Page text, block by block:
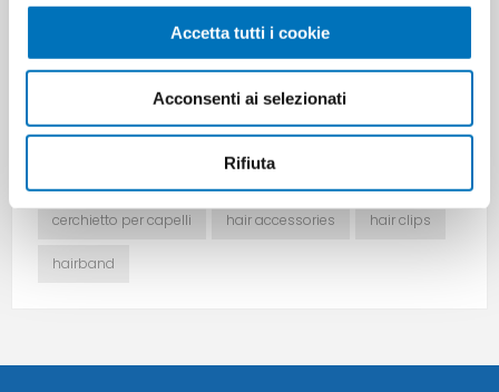
Accetta tutti i cookie
Acconsenti ai selezionati
Rifiuta
ETICHETTA DEL PRODOTTO
children's accessories accessori per bambini
cerchietto per capelli hair accessories hair clips
hairband